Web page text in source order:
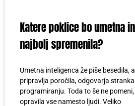
Katere poklice bo umetna
najbolj spremenila?
Umetna inteligenca že piše besedila,
pripravlja poročila, odgovarja
programiranju. Toda to še ne
opravila vse namesto ljudi. Veliko